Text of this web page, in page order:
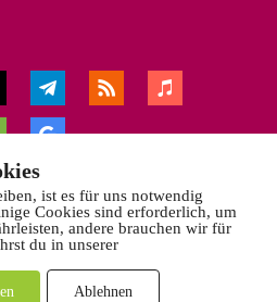
ist es für uns notwendig
Cookies sind erforderlich, um
andere brauchen wir für
du in unserer
Ablehnen